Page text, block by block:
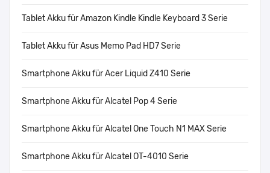
Tablet Akku für Amazon Kindle Kindle Keyboard 3 Serie
Tablet Akku für Asus Memo Pad HD7 Serie
Smartphone Akku für Acer Liquid Z410 Serie
Smartphone Akku für Alcatel Pop 4 Serie
Smartphone Akku für Alcatel One Touch N1 MAX Serie
Smartphone Akku für Alcatel OT-4010 Serie